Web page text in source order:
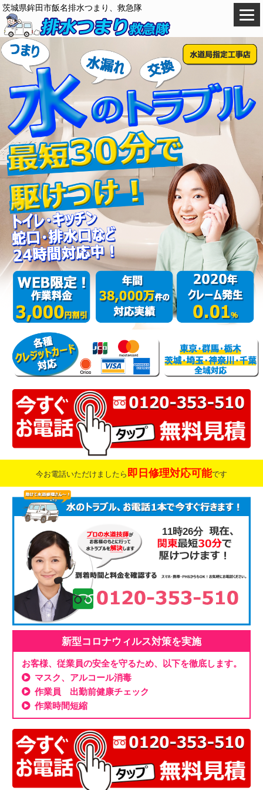
茨城県鉾田市飯名排水つまり、救急隊
今お電話いただけましたら 即日修理対応可能です
11時26分
新型コロナウィルス対策を実施
お客様、従業員の安全を守るため、以下を徹底します。
マスク、アルコール消毒
作業員 出勤前健康チェック
作業時間短縮